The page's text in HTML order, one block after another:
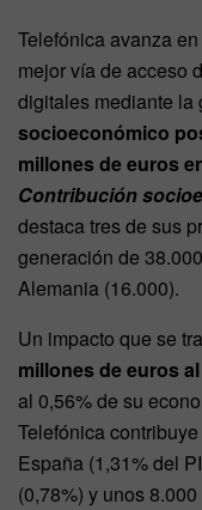
Telefónica avanza
mejor vía de acceso
digitales mediante la
socioeconómico
millones de euros
Contribución
destaca tres de sus
generación de
Alemania (16.000).
Un impacto que se
millones de euros
al 0,56% de su
Telefónica
España (1,31% del
(0,78%) y unos